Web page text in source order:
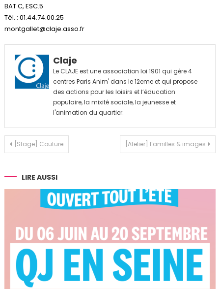
BAT C, ESC.5
Tél. : 01.44.74.00.25
montgallet@claje.asso.fr
Claje
Le CLAJE est une association loi 1901 qui gère 4
centres Paris Anim' dans le 12eme et qui propose
des actions pour les loisirs et l’éducation
populaire, la mixité sociale, la jeunesse et
l'animation du quartier.
Navigation
l’article
[Stage] Couture [Atelier] Familles & images
LIRE AUSSI